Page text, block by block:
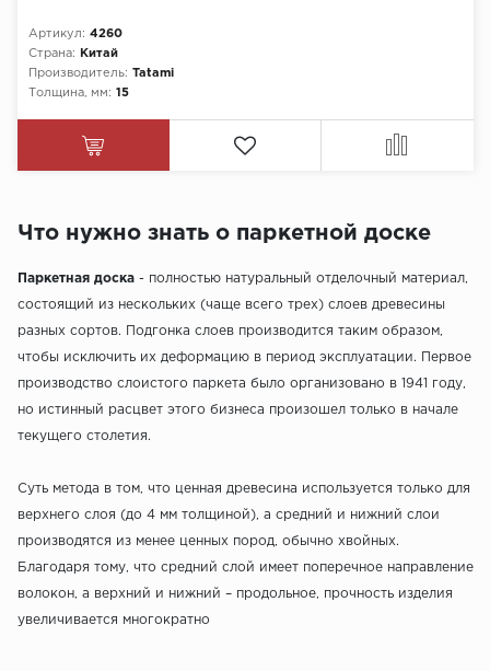
Артикул: 4260
Страна:
Китай
Производитель: Tatami
Толщина, мм: 15
Что нужно знать о паркетной доске
Паркетная доска - полностью натуральный отделочный материал,
состоящий из нескольких (чаще всего трех) слоев древесины
разных сортов. Подгонка слоев производится таким образом,
чтобы исключить их деформацию в период эксплуатации. Первое
производство слоистого паркета было организовано в 1941 году,
но истинный расцвет этого бизнеса произошел только в начале
текущего столетия.
Суть метода в том, что ценная древесина используется только для
верхнего слоя (до 4 мм толщиной), а средний и нижний слои
производятся из менее ценных пород, обычно хвойных.
Благодаря тому, что средний слой имеет поперечное направление
волокон, а верхний и нижний – продольное, прочность изделия
увеличивается многократно